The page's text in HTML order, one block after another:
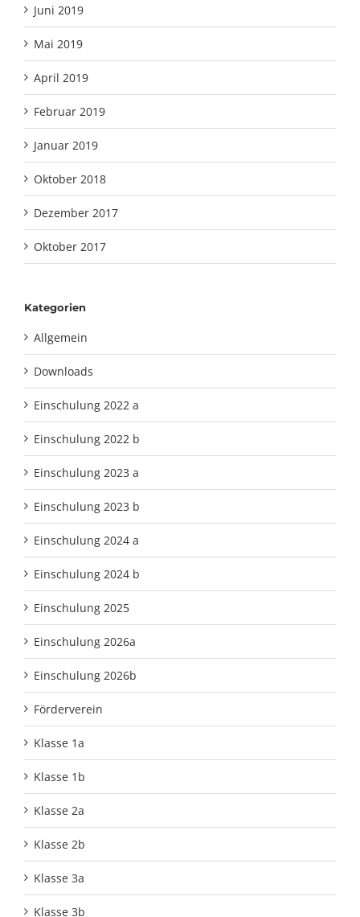
Juni 2019
Mai 2019
April 2019
Februar 2019
Januar 2019
Oktober 2018
Dezember 2017
Oktober 2017
Kategorien
Allgemein
Downloads
Einschulung 2022 a
Einschulung 2022 b
Einschulung 2023 a
Einschulung 2023 b
Einschulung 2024 a
Einschulung 2024 b
Einschulung 2025
Einschulung 2026a
Einschulung 2026b
Förderverein
Klasse 1a
Klasse 1b
Klasse 2a
Klasse 2b
Klasse 3a
Klasse 3b